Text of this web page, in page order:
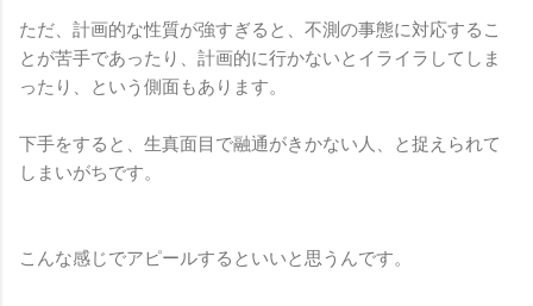
ただ、計画的な性質が強すぎると、不測の事態に対応するこ
とが苦手であったり、計画的に行かないとイライラしてしま
ったり、という側面もあります。
下手をすると、生真面目で融通がきかない人、と捉えられて
しまいがちです。
こんな感じでアピールするといいと思うんです。